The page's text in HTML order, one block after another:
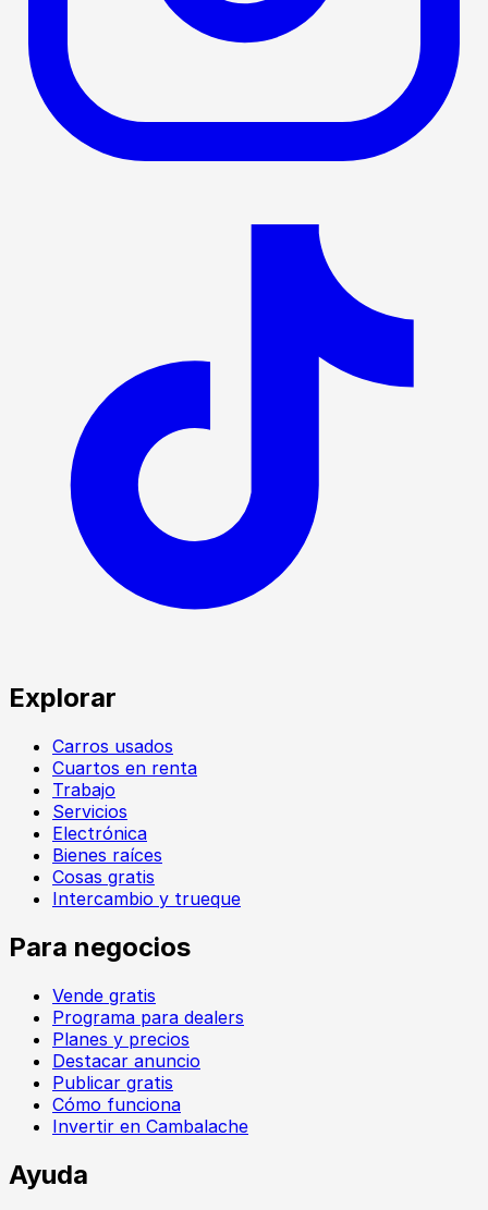
Explorar
Carros usados
Cuartos en renta
Trabajo
Servicios
Electrónica
Bienes raíces
Cosas gratis
Intercambio y trueque
Para negocios
Vende gratis
Programa para dealers
Planes y precios
Destacar anuncio
Publicar gratis
Cómo funciona
Invertir en Cambalache
Ayuda